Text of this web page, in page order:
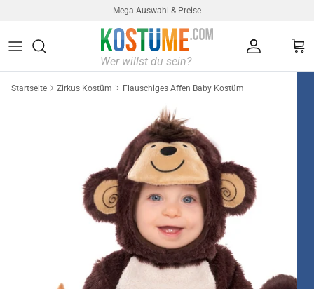
Mega Auswahl & Preise
Startseite Zirkus Kostüm Flauschiges Affen Baby Kostüm